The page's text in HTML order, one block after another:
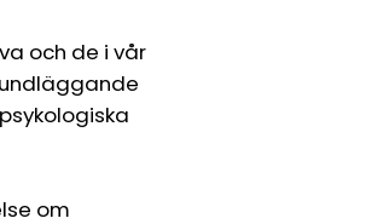
och de i vår
om